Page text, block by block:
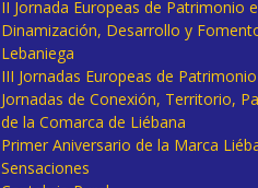
II Jornada Europeas de Patrimonio
Dinamización, Desarrollo y
Lebaniega
III Jornadas Europeas de
Jornadas de Conexión, Territorio,
de la Comarca de Liébana
Primer Aniversario de la Marca
Sensaciones